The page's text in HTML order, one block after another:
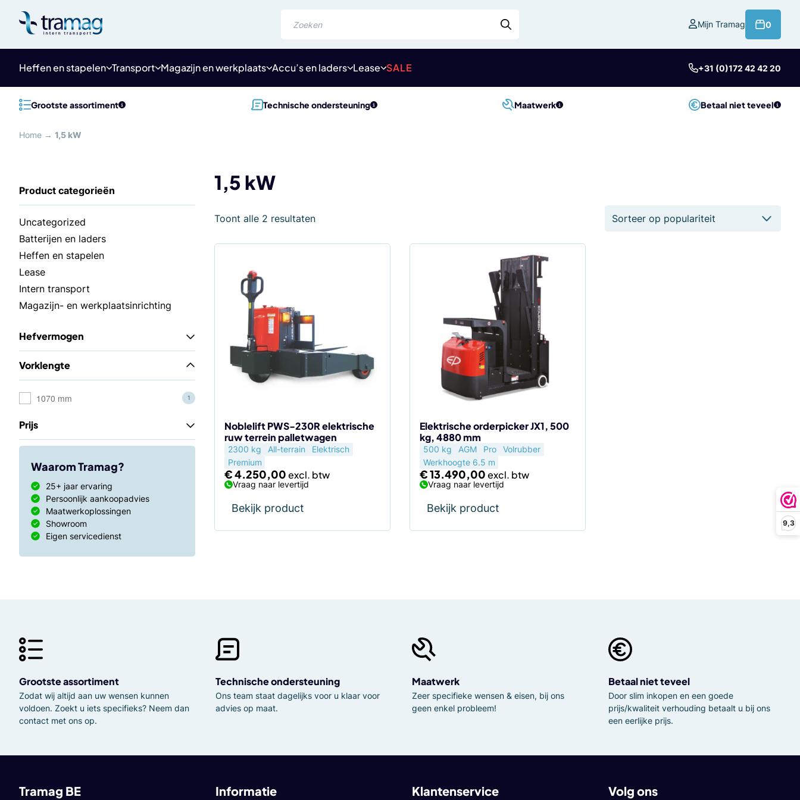
9,3
content
Mijn Tramag
0
Heffen en stapelen Transport Magazijn en werkplaats Accu’s en laders Lease SALE +31 (0)172 42 42 20
Grootste assortiment Technische ondersteuning Maatwerk Betaal niet teveel
Home → 1,5 kW
1,5 kW
Uncategorized
Batterijen en laders
Heffen en stapelen
Lease
Intern transport
Magazijn- en werkplaatsinrichting
Hefvermogen
Vorklengte
1070 mm 1
Prijs
Waarom Tramag?
25+ jaar ervaring
Persoonlijk aankoopadvies
Maatwerkoplossingen
Showroom
Eigen servicedienst
Toont alle 2 resultatenGesorteerd
populariteit
Noblelift PWS-230R elektrische
ruw terrein palletwagen
2300 kg All-terrain
Elektrisch
Premium
€4.250,00
Vraag naar levertijd
Bekijk product
Elektrische orderpicker JX1, 500
kg, 4880 mm
500 kg AGM Pro
Volrubber
Werkhoogte 6.5 m
€13.490,00
Vraag naar levertijd
Bekijk product
Grootste assortiment
Zodat wij altijd aan uw wensen kunnen
voldoen. Zoekt u iets specifieks? Neem dan
contact met ons op.
Technische ondersteuning
Ons team staat dagelijks voor u klaar voor
advies op maat.
Maatwerk
Zeer specifieke wensen & eisen, bij ons
geen enkel probleem!
Betaal niet teveel
Door slim inkopen en een goede
prijs/kwaliteit verhouding betaalt u bij ons
een eerlijke prijs.
Tramag BE Informatie Klantenservice Volg ons